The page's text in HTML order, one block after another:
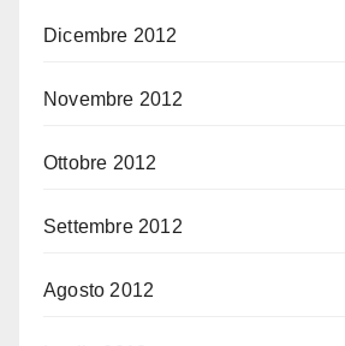
Dicembre 2012
Novembre 2012
Ottobre 2012
Settembre 2012
Agosto 2012